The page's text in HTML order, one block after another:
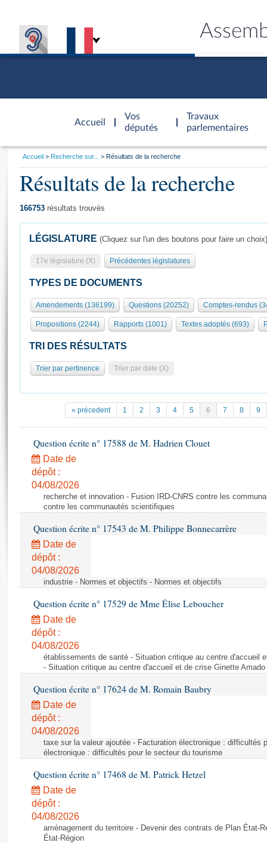
Accueil
d'accueil
Vos
députés
Travaux
parlementaires
Présidence
577 députés
Groupes politiques
Séance publique
Commissions et autres organes
Europe et International
Pétitions
Projets de loi
Propositions de loi
Amendements
Textes adoptés
Rapports législatifs
Rapports sur l'application des lois
Baromètre de l’application des lois
Dossiers législatifs
Budget et sécurité sociale
Questions écrites et orales
Comptes rendus des débats
Général
Rôle et pouvoirs de l'Assemblée
Organisation de l'Assemblée
Présidence Conférence des Présidents Bureau Collège des
Statistiques et chiffres clés
Documents de référence
( Constitution | Règlement de l'Assemblée ... )
Histoire
Juniors
Anciennes législatures
Visiter l'Assemblée
Visite virtuelle du palais Bourbon
Assister à une séance
La Bibliothèque
Contacts et plan d'accès
Photos libres de droit
Vous
Accueil Recherche sur... Résultats de la recherche
Résultats de la recherche
166753 résultats trouvés
LÉGISLATURE (Cliquez sur l'un des boutons pour faire un choix)
17e législature (X) Précédentes législatures
TYPES DE DOCUMENTS
Amendements (136199) Questions (20252) Comptes-rendus
Propositions (2244) Rapports (1001) Textes adoptés (693)
TRI DES RÉSULTATS
Trier par pertinence Trier par date (X)
« précedent 1 2 3 4 5 6 7 8 9
Question écrite n° 17588 de M. Hadrien Clouet
Date de
dépôt :
04/08/2026
recherche et innovation - Fusion IRD-CNRS contre les
contre les communautés scientifiques
Question écrite n° 17543 de M. Philippe Bonnecarrère
Date de
dépôt :
04/08/2026
industrie - Normes et objectifs - Normes et objectifs
Question écrite n° 17529 de Mme Élise Leboucher
Date de
dépôt :
04/08/2026
établissements de santé - Situation critique au centre d'accueil
- Situation critique au centre d'accueil et de crise Ginette Amado
Question écrite n° 17624 de M. Romain Baubry
Date de
dépôt :
04/08/2026
taxe sur la valeur ajoutée - Facturation électronique : difficultés
électronique : difficultés pour le secteur du tourisme
Question écrite n° 17468 de M. Patrick Hetzel
Date de
dépôt :
04/08/2026
aménagement du territoire - Devenir des contrats de Plan État-
État-Région